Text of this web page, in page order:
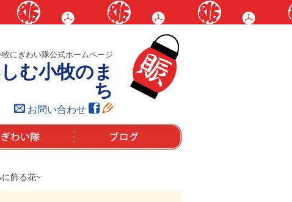
牧にぎわい隊公式ホームページ
む小牧のま
ち
お問い合わせ
は？
ブログ
飾る花~